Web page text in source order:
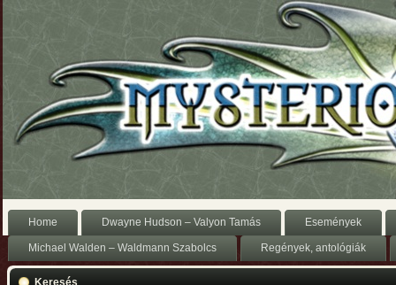
Home Dwayne Hudson – Valyon Tamás Események
Michael Walden – Waldmann Szabolcs Regények, antológiák
Keresés